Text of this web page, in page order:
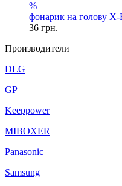
%
фонарик на голову
36 грн.
Производители
DLG
GP
Keeppower
MIBOXER
Panasonic
Samsung